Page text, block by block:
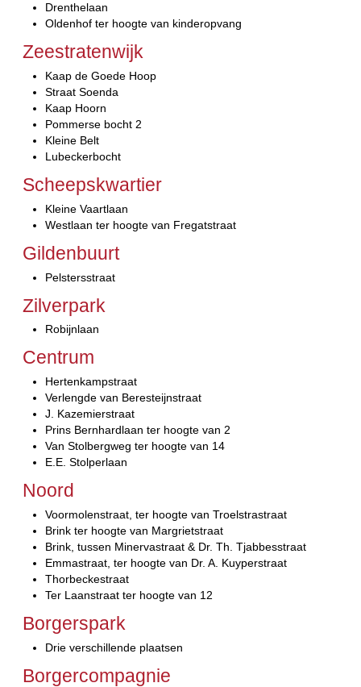
Drenthelaan
Oldenhof ter hoogte van kinderopvang
Zeestratenwijk
Kaap de Goede Hoop
Straat Soenda
Kaap Hoorn
Pommerse bocht 2
Kleine Belt
Lubeckerbocht
Scheepskwartier
Kleine Vaartlaan
Westlaan ter hoogte van Fregatstraat
Gildenbuurt
Pelstersstraat
Zilverpark
Robijnlaan
Centrum
Hertenkampstraat
Verlengde van Beresteijnstraat
J. Kazemierstraat
Prins Bernhardlaan ter hoogte van 2
Van Stolbergweg ter hoogte van 14
E.E. Stolperlaan
Noord
Voormolenstraat, ter hoogte van Troelstrastraat
Brink ter hoogte van Margrietstraat
Brink, tussen Minervastraat & Dr. Th. Tjabbesstraat
Emmastraat, ter hoogte van Dr. A. Kuyperstraat
Thorbeckestraat
Ter Laanstraat ter hoogte van 12
Borgerspark
Drie verschillende plaatsen
Borgercompagnie